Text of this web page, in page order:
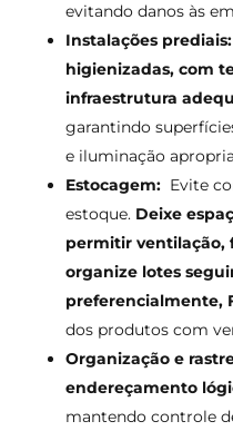
evitando danos às
Instalações prediais:
higienizadas, com
infraestrutura
garantindo
e iluminação
Estocagem: Evite
estoque. Deixe
permitir ventilação,
organize lotes
preferencialmente,
dos produtos com
Organização e
endereçamento
mantendo controle